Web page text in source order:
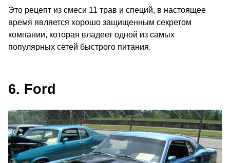
Это рецепт из смеси 11 трав и специй, в настоящее
время является хорошо защищенным секретом
компании, которая владеет одной из самых
популярных сетей быстрого питания.
6. Ford